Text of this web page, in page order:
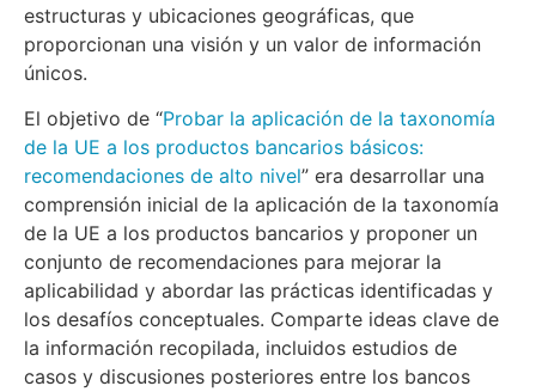
estructuras y ubicaciones geográficas, que
proporcionan una visión y un valor de información
únicos.
El objetivo de “Probar la aplicación de la taxonomía
de la UE a los productos bancarios básicos:
recomendaciones de alto nivel” era desarrollar una
comprensión inicial de la aplicación de la taxonomía
de la UE a los productos bancarios y proponer un
conjunto de recomendaciones para mejorar la
aplicabilidad y abordar las prácticas identificadas y
los desafíos conceptuales. Comparte ideas clave de
la información recopilada, incluidos estudios de
casos y discusiones posteriores entre los bancos